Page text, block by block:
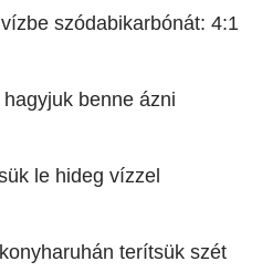
szódabikarbónát: 4:1
benne ázni
le hideg vízzel
terítsük szét